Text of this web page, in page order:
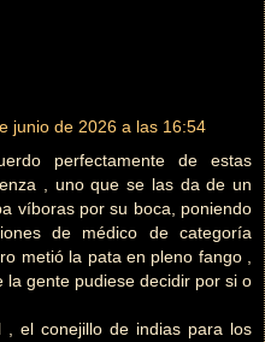
junio de 2026 a las 16:54
perfectamente de estas
, uno que se las da de un
víboras por su boca, poniendo
de médico de categoría
metió la pata en pleno fango ,
gente pudiese decidir por si o
, el conejillo de indias para los